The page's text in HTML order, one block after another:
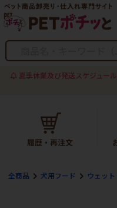
夏季休業及び発送スケジュー
全商品 犬用フード ウェット